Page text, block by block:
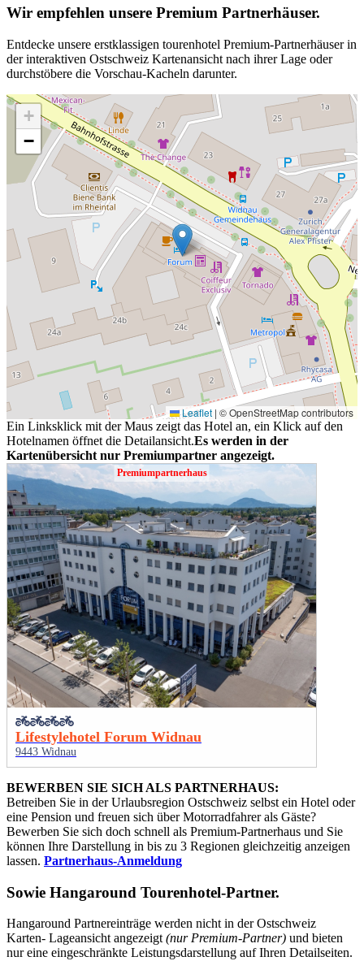
Wir empfehlen unsere Premium Partnerhäuser.
Entdecke unsere erstklassigen tourenhotel Premium-Partnerhäuser in
der interaktiven Ostschweiz Kartenansicht nach ihrer Lage oder
durchstöbere die Vorschau-Kacheln darunter.
+
−
Leaflet | © OpenStreetMap contributors
Ein Linksklick mit der Maus zeigt das Hotel an, ein Klick auf den
Hotelnamen öffnet die Detailansicht.Es werden in der
Kartenübersicht nur Premiumpartner angezeigt.
Premiumpartnerhaus
Lifestylehotel Forum Widnau
9443 Widnau
BEWERBEN SIE SICH ALS PARTNERHAUS:
Betreiben Sie in der Urlaubsregion Ostschweiz selbst ein Hotel oder
eine Pension und freuen sich über Motorradfahrer als Gäste?
Bewerben Sie sich doch schnell als Premium-Partnerhaus und Sie
können Ihre Darstellung in bis zu 3 Regionen gleichzeitig anzeigen
lassen. Partnerhaus-Anmeldung
Sowie Hangaround Tourenhotel-Partner.
Hangaround Partnereinträge werden nicht in der Ostschweiz
Karten- Lageansicht angezeigt (nur Premium-Partner) und bieten
nur eine eingeschränkte Leistungsdarstellung auf Ihren Detailseiten.